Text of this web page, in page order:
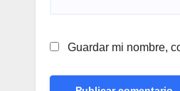
Guardar mi nombre,